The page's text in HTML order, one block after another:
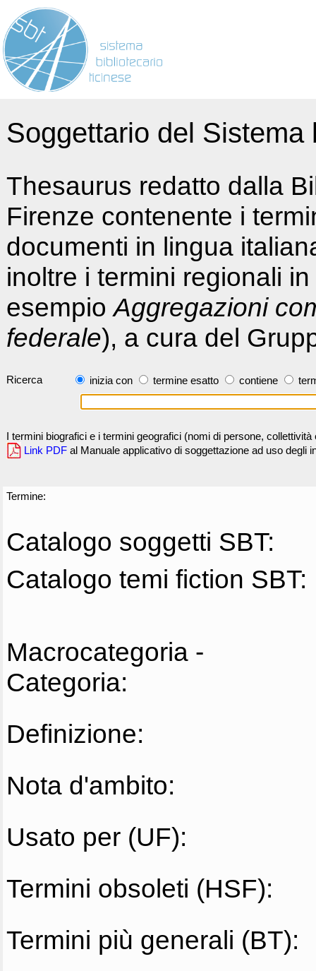
Soggettario del
Thesaurus redatto dalla
Firenze contenente i
documenti in lingua
inoltre i termini regionali
esempioAggregazioni
federale), a cura del
Ricerca inizia con termine esatto contiene
I termini biografici e i termini geografici (nomi di persone,
Link PDF al Manuale applicativo di soggettazione ad uso degli
Termine:
Catalogo soggetti SBT:
Catalogo temi fiction SBT:
Macrocategoria -
Categoria:
Definizione:
Nota d'ambito:
Usato per (UF):
Termini obsoleti (HSF):
Termini più generali (BT):